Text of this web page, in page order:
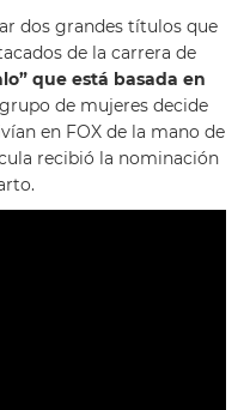
dos grandes títulos que
de la carrera de
que está basada en
de mujeres decide
en FOX de la mano de
recibió la nominación